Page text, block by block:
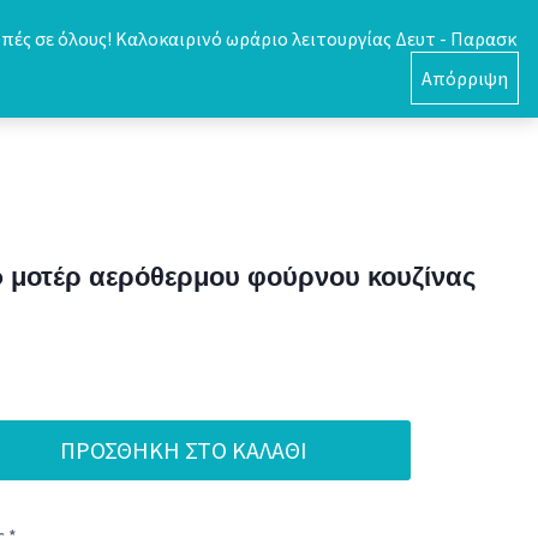
σε όλους! Καλοκαιρινό ωράριο λειτουργίας Δευτ - Παρασκ
Απόρριψη
0
αερόθερμου φούρνου κουζίνας
ΠΡΟΣΘΉΚΗ ΣΤΟ ΚΑΛΆΘΙ